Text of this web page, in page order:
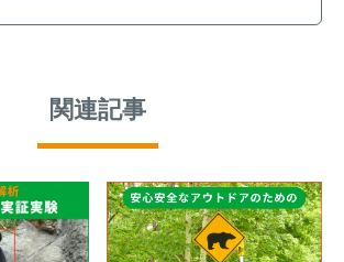
関連記事